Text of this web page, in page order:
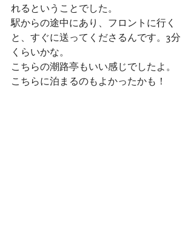
れるということでした。
駅からの途中にあり、フロントに行く
と、すぐに送ってくださるんです。3分
くらいかな。
こちらの潮路亭もいい感じでしたよ。
こちらに泊まるのもよかったかも！